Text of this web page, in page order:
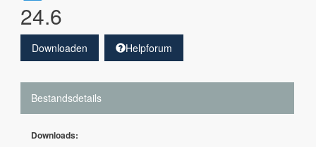
24.6
Downloaden Helpforum
Bestandsdetails
Downloads: